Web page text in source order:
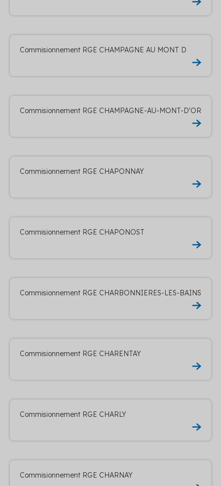
Commisionnement RGE CHAMPAGNE AU MONT D
Commisionnement RGE CHAMPAGNE-AU-MONT-D'OR
Commisionnement RGE CHAPONNAY
Commisionnement RGE CHAPONOST
Commisionnement RGE CHARBONNIERES-LES-BAINS
Commisionnement RGE CHARENTAY
Commisionnement RGE CHARLY
Commisionnement RGE CHARNAY